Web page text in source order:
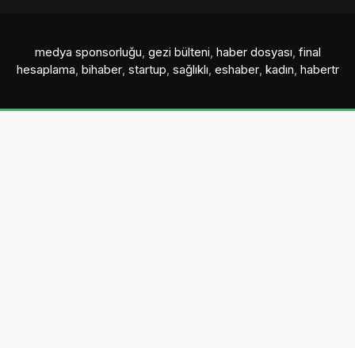
medya sponsorluğu, gezi bülteni, haber dosyası, final
hesaplama, bihaber, startup, sağlıklı, eshaber, kadın, habertr